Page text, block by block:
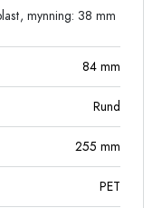
mynning: 38 mm
84 mm
Rund
255 mm
PET